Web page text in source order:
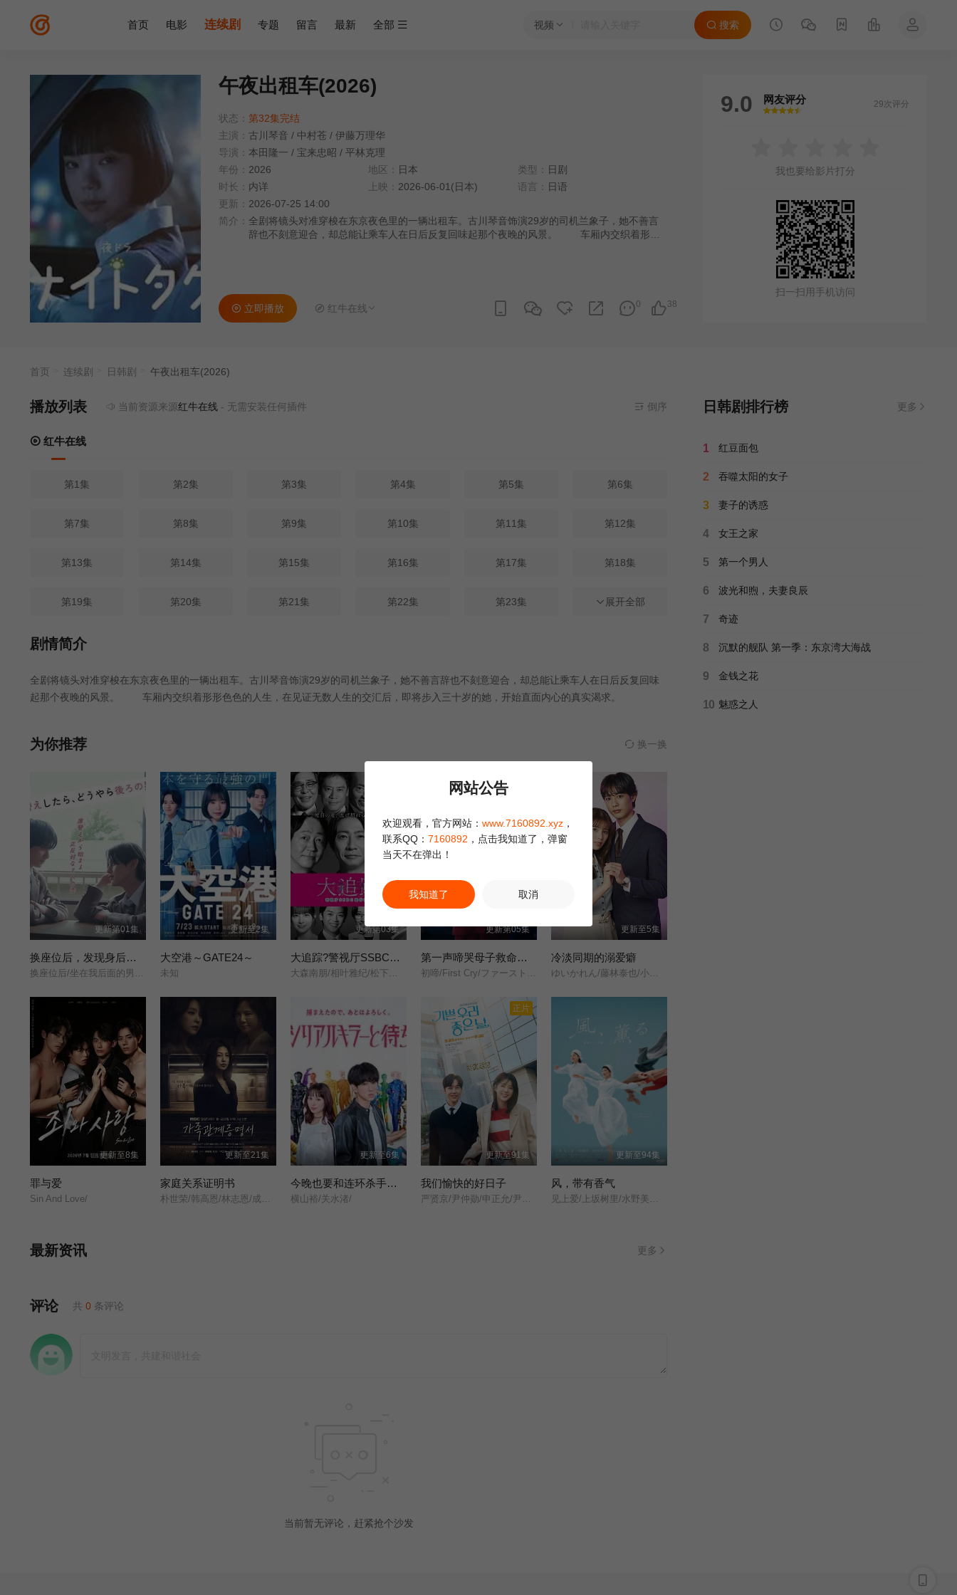
视频 搜索
首页 电影 连续剧 专题 留言 最新 全部
午夜出租车(2026)
状态： 第32集完结
主演： 古川琴音 / 中村苍 / 伊藤万理华
导演： 本田隆一 / 宝来忠昭 / 平林克理
年份： 2026 地区： 日本 类型： 日剧
时长： 内详 上映： 2026-06-01(日本) 语言： 日语
更新： 2026-07-25 14:00
简介： 全剧将镜头对准穿梭在东京夜色里的一辆出租车。古川琴音饰演29岁的司机兰象子，她不善言
辞也不刻意迎合，却总能让乘车人在日后反复回味起那个夜晚的风景。 车厢内交织着形形
38
0
立即播放 红牛在线
9.0 网友评分
很差
较差还行推荐力荐
29次评分
我也要给影片打分
扫一扫用手机访问
首页 连续剧 日韩剧 午夜出租车(2026)
播放列表 当前资源来源红牛在线- 无需安装任何插件 倒序
红牛在线
第1集 第2集 第3集 第4集 第5集 第6集
第7集 第8集 第9集 第10集 第11集 第12集
第13集 第14集 第15集 第16集 第17集 第18集
第19集 第20集 第21集 第22集 第23集 第24集
第25集
第31集 第32集完结
展开全部
剧情简介
全剧将镜头对准穿梭在东京夜色里的一辆出租车。古川琴音饰演29岁的司机兰象子，她不善言辞也不刻意迎合，却总能让乘车人在日后反复回味
起那个夜晚的风景。 车厢内交织着形形色色的人生，在见证无数人生的交汇后，即将步入三十岁的她，开始直面内心的真实渴求。
为你推荐 换一换
更新第01集
换座位后，发现身后的男生好像喜欢我
换座位后/坐在我后面的男生好像喜欢我/After Moving Seats/ The Boy Behind Me Has A Crush On Me/ย้ายที่นั่งทั้งที ไหงผู้ชายที่นั่งข้างหลังมาชอบผมได้ล่ะ/
更新至2集
大空港～GATE24～
未知
更新第03集
大追踪?警视厅SSBC强行犯系? 第二季
大森南朋/相叶雅纪/松下奈绪/
更新第05集
第一声啼哭母子救命急救班
初啼/First Cry/ファーストクライ/
更新至5集
冷淡同期的溺爱癖
ゆいかれん/藤林泰也/小栗有以/京典和玖/半田周平/
更新至8集
罪与爱
Sin And Love/
更新至21集
家庭关系证明书
更新至6集
今晚也要和连环杀手约会
横山裕/关水渚/
正片
更新至91集
我们愉快的好日子
更新至94集
风，带有香气
最新资讯 更多
评论 共 0 条评论
当前暂无评论，赶紧抢个沙发
日韩剧排行榜 更多
1 红豆面包
2 吞噬太阳的女子
3 妻子的诱惑
4 女王之家
5 第一个男人
6 波光和煦，夫妻良辰
7 奇迹
8 沉默的舰队 第一季：东京湾大海战
9 金钱之花
10 魅惑之人
网站公告
欢迎观看，官方网站： www.7160892.xyz ，
联系QQ： 7160892 ，点击我知道了，弹窗
当天不在弹出！
我知道了 取消